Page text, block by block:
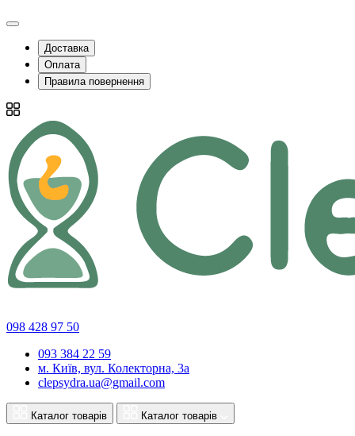
Доставка
Оплата
Правила повернення
098 428 97 50
093 384 22 59
м. Київ, вул. Колекторна, 3а
clepsydra.ua@gmail.com
Каталог товарів Каталог товарів